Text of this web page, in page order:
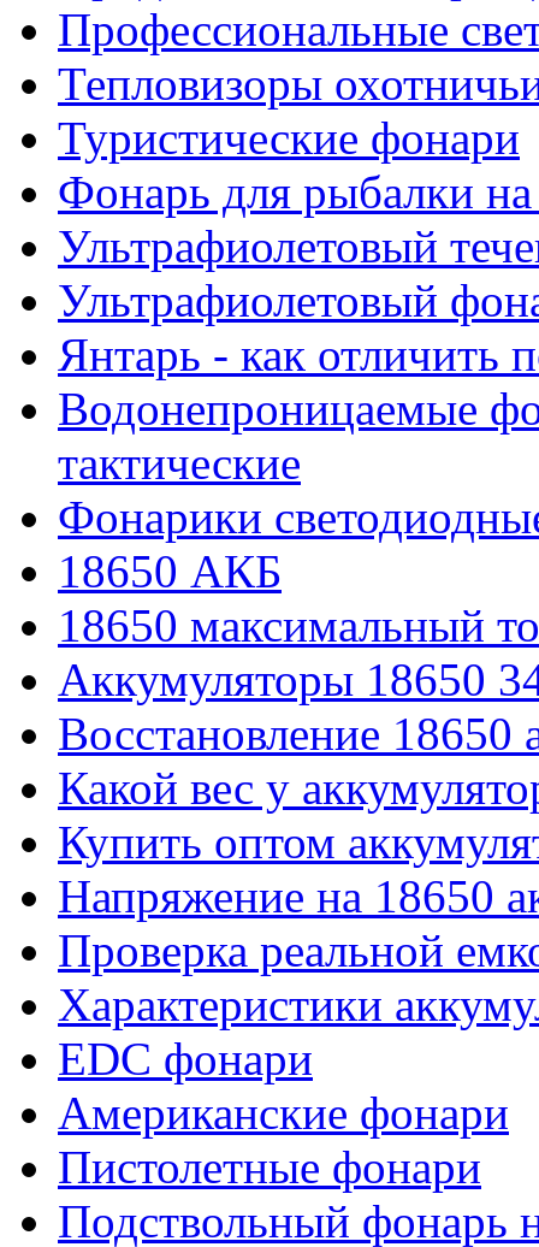
Профессиональные
Тепловизоры
Туристические фонари
Фонарь для рыбалки на
Ультрафиолетовый
Ультрафиолетовый
Янтарь - как отличить
Водонепроницаемые
тактические
Фонарики
18650 АКБ
18650 максимальный
Аккумуляторы 18650
Восстановление 18650
Какой вес у
Купить оптом
Напряжение на 18650
Проверка реальной
Характеристики
EDC фонари
Американские фонари
Пистолетные фонари
Подствольный фонарь